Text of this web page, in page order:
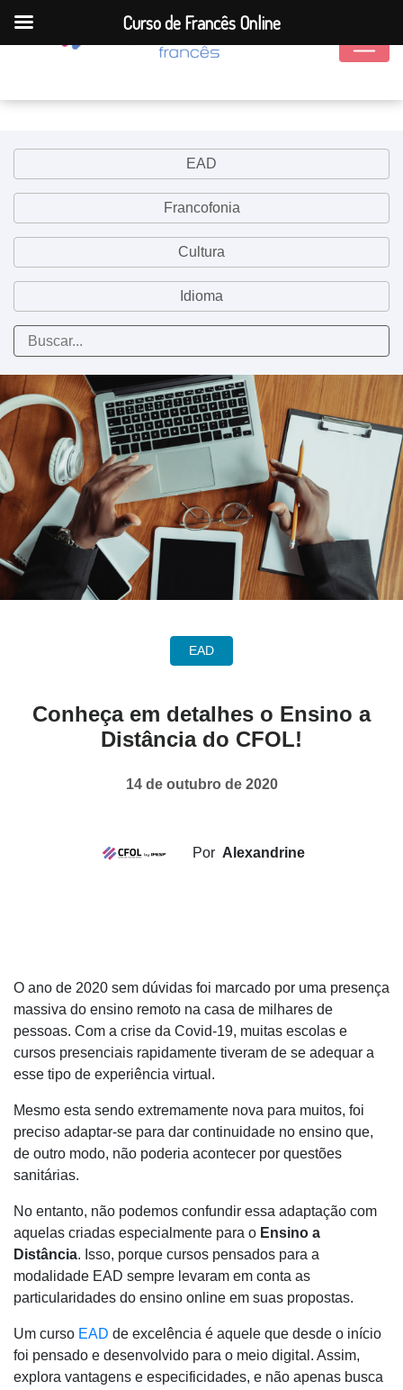
EAD
Francofonia
Cultura
Idioma
EAD
Conheça em detalhes o Ensino a
Distância do CFOL!
14 de outubro de 2020
Por Alexandrine
O ano de 2020 sem dúvidas foi marcado por uma presença
massiva do ensino remoto na casa de milhares de
pessoas. Com a crise da Covid-19, muitas escolas e
cursos presenciais rapidamente tiveram de se adequar a
esse tipo de experiência virtual.
Mesmo esta sendo extremamente nova para muitos, foi
preciso adaptar-se para dar continuidade no ensino que,
de outro modo, não poderia acontecer por questões
sanitárias.
No entanto, não podemos confundir essa adaptação com
aquelas criadas especialmente para o Ensino a
Distância. Isso, porque cursos pensados para a
modalidade EAD sempre levaram em conta as
particularidades do ensino online em suas propostas.
Um curso EAD de excelência é aquele que desde o início
foi pensado e desenvolvido para o meio digital. Assim,
explora vantagens e especificidades, e não apenas busca
Curso de Francês Online